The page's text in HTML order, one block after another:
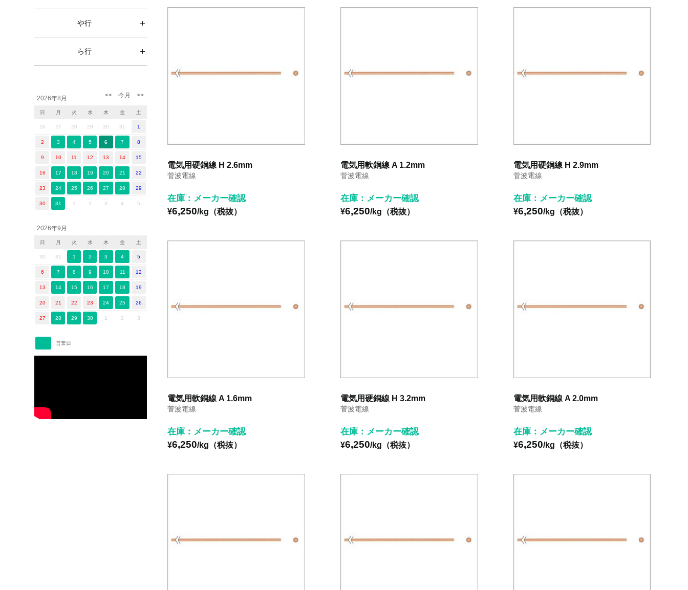
電気用硬銅線 H 2.6mm
菅波電線
在庫：メーカー確認
¥6,250/kg（税抜）
電気用軟銅線 A 1.2mm
菅波電線
在庫：メーカー確認
¥6,250/kg（税抜）
電気用硬銅線 H 2.9mm
菅波電線
在庫：メーカー確認
¥6,250/kg（税抜）
電気用軟銅線 A 1.6mm
菅波電線
在庫：メーカー確認
¥6,250/kg（税抜）
電気用硬銅線 H 3.2mm
菅波電線
在庫：メーカー確認
¥6,250/kg（税抜）
電気用軟銅線 A 2.0mm
菅波電線
在庫：メーカー確認
¥6,250/kg（税抜）
や行
ら行
2026年8月
日 月 火 水 木 金 土
26 27 28 29 30 31 1
2 3 4 5 6 7 8
9 10 11 12 13 14 15
16 17 18 19 20 21 22
23 24 25 26 27 28 29
30 31 1 2 3 4 5
2026年9月
日 月 火 水 木 金 土
30 31 1 2 3 4 5
6 7 8 9 10 11 12
13 14 15 16 17 18 19
20 21 22 23 24 25 26
27 28 29 30 1 2 3
営業日